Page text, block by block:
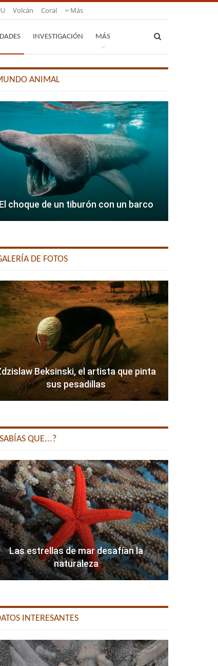
Volcán Coral Más
INVESTIGACIÓN MÁS
ANIMAL
El choque de un tiburón con un barco
DE FOTOS
Beksinski, el artista que pinta
sus pesadillas
QUE...?
Las estrellas de mar desafían la
naturaleza
INTERESANTES